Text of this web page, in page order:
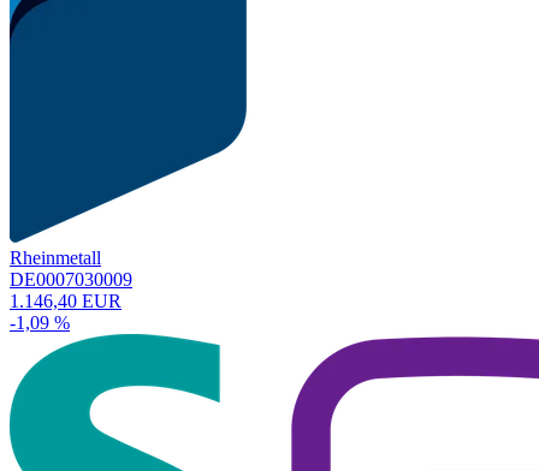
Rheinmetall
DE0007030009
1.146,40 EUR
-1,09 %